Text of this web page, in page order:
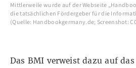
Mittlerweile wurde auf der Webseite
die tatsächlichen Fördergeber für die
(Quelle: Handbookgermany.de; Screenshot:
Das BMI verweist dazu auf